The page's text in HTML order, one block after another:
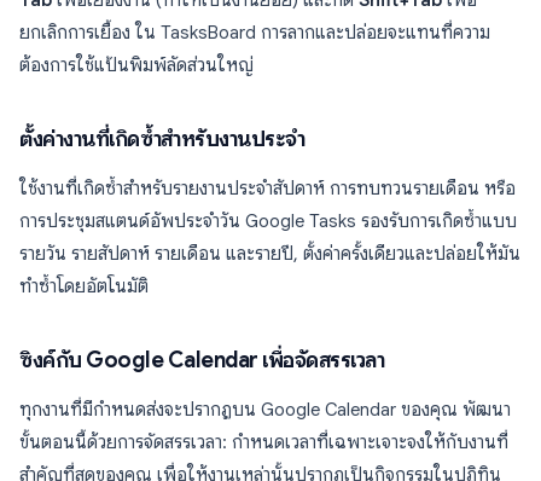
ยกเลิกการเยื้อง ใน TasksBoard การลากและปล่อยจะแทนที่ความ
ต้องการใช้แป้นพิมพ์ลัดส่วนใหญ่
ตั้งค่างานที่เกิดซ้ำสำหรับงานประจำ
ใช้งานที่เกิดซ้ำสำหรับรายงานประจำสัปดาห์ การทบทวนรายเดือน หรือ
การประชุมสแตนด์อัพประจำวัน Google Tasks รองรับการเกิดซ้ำแบบ
รายวัน รายสัปดาห์ รายเดือน และรายปี, ตั้งค่าครั้งเดียวและปล่อยให้มัน
ทำซ้ำโดยอัตโนมัติ
ซิงค์กับ Google Calendar เพื่อจัดสรรเวลา
ทุกงานที่มีกำหนดส่งจะปรากฏบน Google Calendar ของคุณ พัฒนา
ขั้นตอนนี้ด้วยการจัดสรรเวลา: กำหนดเวลาที่เฉพาะเจาะจงให้กับงานที่
สำคัญที่สุดของคุณ เพื่อให้งานเหล่านั้นปรากฏเป็นกิจกรรมในปฏิทิน